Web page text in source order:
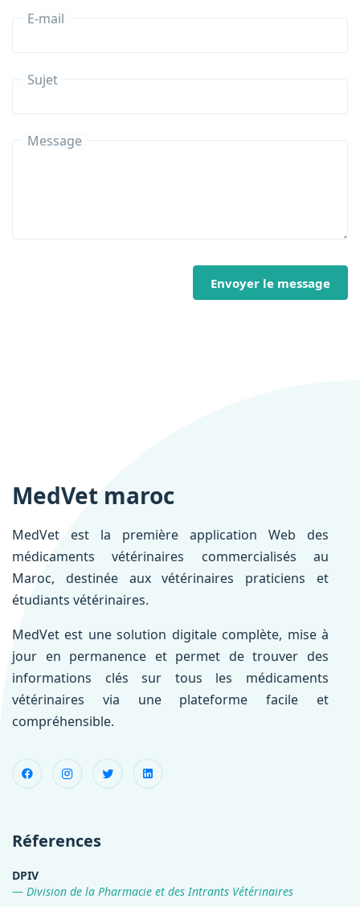
E-mail
Sujet
Message
Envoyer le message
MedVet maroc
MedVet est la première application Web des
médicaments vétérinaires commercialisés au
Maroc, destinée aux vétérinaires praticiens et
étudiants vétérinaires.
MedVet est une solution digitale complète, mise à
jour en permanence et permet de trouver des
informations clés sur tous les médicaments
vétérinaires via une plateforme facile et
compréhensible.
Réferences
DPIV
Division de la Pharmacie et des Intrants Vétérinaires